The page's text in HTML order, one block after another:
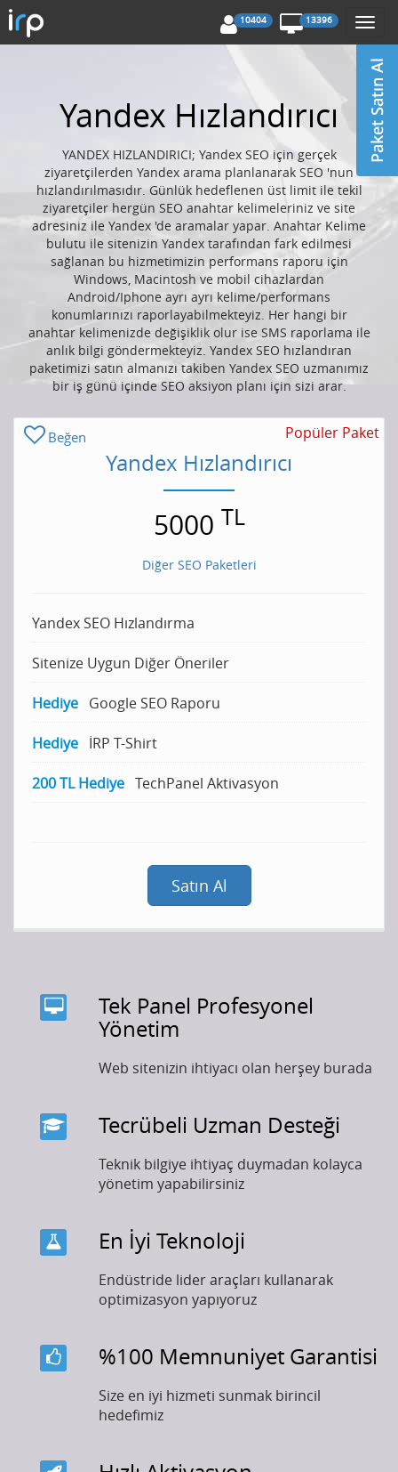
10404 13396
Yandex Hızlandırıcı
YANDEX HIZLANDIRICI; Yandex SEO için gerçek
ziyaretçilerden Yandex arama planlanarak SEO 'nun
hızlandırılmasıdır. Günlük hedeflenen üst limit ile tekil
ziyaretçiler hergün SEO anahtar kelimeleriniz ve site
adresiniz ile Yandex 'de aramalar yapar. Anahtar Kelime
bulutu ile sitenizin Yandex tarafından fark edilmesi
sağlanan bu hizmetimizin performans raporu için
Windows, Macintosh ve mobil cihazlardan
Android/Iphone ayrı ayrı kelime/performans
konumlarınızı raporlayabilmekteyiz. Her hangi bir
anahtar kelimenizde değişiklik olur ise SMS raporlama ile
anlık bilgi göndermekteyiz. Yandex SEO hızlandıran
paketimizi satın almanızı takiben Yandex SEO uzmanımız
bir iş günü içinde SEO aksiyon planı için sizi arar.
Beğen Popüler Paket
Yandex Hızlandırıcı
5000 TL
Diğer SEO Paketleri
Yandex SEO Hızlandırma
Sitenize Uygun Diğer Öneriler
Hediye Google SEO Raporu
Hediye İRP T-Shirt
200 TL Hediye TechPanel Aktivasyon
Satın Al
Tek Panel Profesyonel
Yönetim
Web sitenizin ihtiyacı olan herşey burada
Tecrübeli Uzman Desteği
Teknik bilgiye ihtiyaç duymadan kolayca
yönetim yapabilirsiniz
En İyi Teknoloji
Endüstride lider araçları kullanarak
optimizasyon yapıyoruz
%100 Memnuniyet Garantisi
Size en iyi hizmeti sunmak birincil
hedefimiz